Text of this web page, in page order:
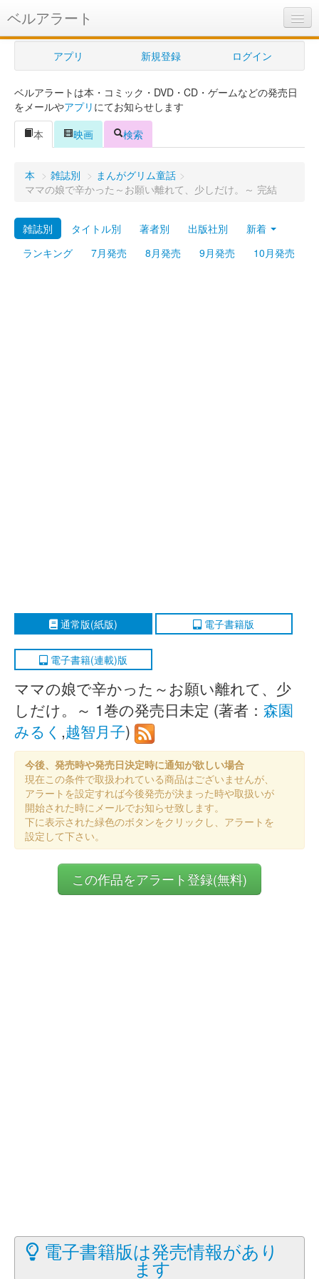
ベルアラート
ベルアラートとは
ヘルプ
新規登録
ログイン
購入管理
Myシェルフ
プレミアム
アプリ 新規登録 ログイン
ベルアラートは本・コミック・DVD・CD・ゲームなどの発売日
をメールやアプリ にてお知らせします
本
映画 検索
本 > 雑誌別 > まんがグリム童話 >
ママの娘で辛かった～お願い離れて、少しだけ。～ 完結
雑誌別 タイトル別 著者別 出版社別
新着
ランキング
7月発売 8月発売 9月発売 10月発売
通常版(紙版) 電子書籍版
電子書籍(連載)版
ママの娘で辛かった～お願い離れて、少
しだけ。～ 1巻の発売日未定 (著者： 森園
みるく ,越智月子)
今後、発売時や発売日決定時に通知が欲しい場合
現在この条件で取扱われている商品はございませんが、
アラートを設定すれば今後発売が決まった時や取扱いが
開始された時にメールでお知らせ致します。
下に表示された緑色のボタンをクリックし、アラートを
設定して下さい。
この作品をアラート登録(無料)
電子書籍版は発売情報があり
ます